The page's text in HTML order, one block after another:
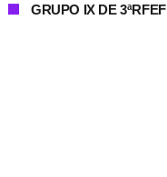
GRUPO IX DE 3ªRFEF